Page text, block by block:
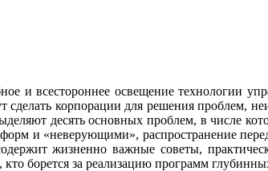
и всестороннее освещение технологии
сделать корпорации для решения проблем,
десять основных проблем, в числе
и «неверующими», распространение
жизненно важные советы,
борется за реализацию программ